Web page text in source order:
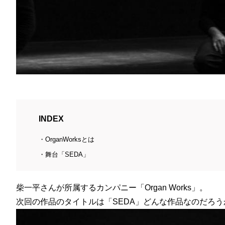
INDEX
OrganWorksとは
舞台「SEDA」
柴一平さんが所属するカンパニー「Organ Works」。
次回の作品のタイトルは「SEDA」どんな作品なのだろ